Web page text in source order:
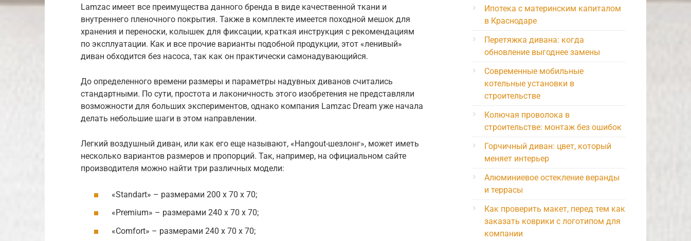
Lamzac имеет все преимущества данного бренда в виде качественной ткани и
внутреннего пленочного покрытия. Также в комплекте имеется походной мешок для
хранения и переноски, колышек для фиксации, краткая инструкция с рекомендациям
по эксплуатации. Как и все прочие варианты подобной продукции, этот «ленивый»
диван обходится без насоса, так как он практически самонадувающийся.
До определенного времени размеры и параметры надувных диванов считались
стандартными. По сути, простота и лаконичность этого изобретения не представляли
возможности для больших экспериментов, однако компания Lamzac Dream уже начала
делать небольшие шаги в этом направлении.
Легкий воздушный диван, или как его еще называют, «Hangout-шезлонг», может иметь
несколько вариантов размеров и пропорций. Так, например, на официальном сайте
производителя можно найти три различных модели:
«Standart» – размерами 200 x 70 x 70;
«Premium» – размерами 240 x 70 x 70;
«Comfort» – размерами 240 x 70 x 70;
Ипотека с материнским капиталом
в Краснодаре
Перетяжка дивана: когда
обновление выгоднее замены
Современные мобильные
котельные установки в
строительстве
Колючая проволока в
строительстве: монтаж без ошибок
Горчичный диван: цвет, который
меняет интерьер
Алюминиевое остекление веранды
и террасы
Как проверить макет, перед тем как
заказать коврики с логотипом для
компании